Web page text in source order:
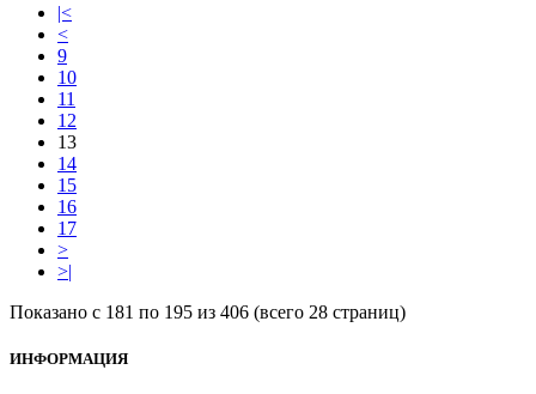
|<
<
9
10
11
12
13
14
15
16
17
>
>|
Показано с 181 по 195 из 406 (всего 28 страниц)
ИНФОРМАЦИЯ